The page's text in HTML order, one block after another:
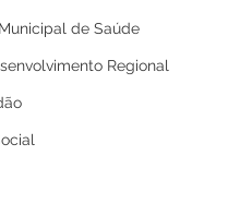
de Saúde
Regional